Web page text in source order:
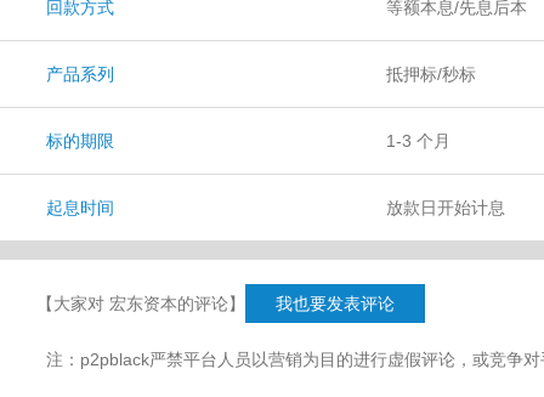
回款方式 等额本息/先息后本
产品系列 抵押标/秒标
标的期限 1-3 个月
起息时间 放款日开始计息
【大家对 宏东资本的评论】 我也要发表评论
注：p2pblack严禁平台人员以营销为目的进行虚假评论，或竞争